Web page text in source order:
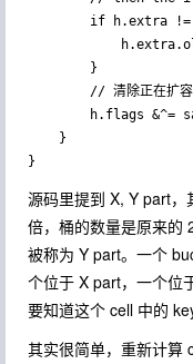
// 清除正在扩
}
源码里提到 X, Y part，
倍，桶的数量是原来的
被称为 Y part。一个
个位于 X part，一个位
要知道这个 cell 中的
其实很简单，重新计算